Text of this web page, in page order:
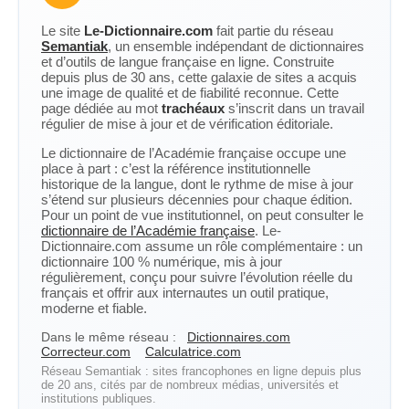
Le site Le-Dictionnaire.com fait partie du réseau
Semantiak, un ensemble indépendant de dictionnaires
et d’outils de langue française en ligne. Construite
depuis plus de 30 ans, cette galaxie de sites a acquis
une image de qualité et de fiabilité reconnue. Cette
page dédiée au mot trachéaux s’inscrit dans un travail
régulier de mise à jour et de vérification éditoriale.
Le dictionnaire de l’Académie française occupe une
place à part : c’est la référence institutionnelle
historique de la langue, dont le rythme de mise à jour
s’étend sur plusieurs décennies pour chaque édition.
Pour un point de vue institutionnel, on peut consulter le
dictionnaire de l’Académie française. Le-
Dictionnaire.com assume un rôle complémentaire : un
dictionnaire 100 % numérique, mis à jour
régulièrement, conçu pour suivre l’évolution réelle du
français et offrir aux internautes un outil pratique,
moderne et fiable.
Dans le même réseau :
Dictionnaires.com
Correcteur.com
Calculatrice.com
Réseau Semantiak : sites francophones en ligne depuis plus
de 20 ans, cités par de nombreux médias, universités et
institutions publiques.